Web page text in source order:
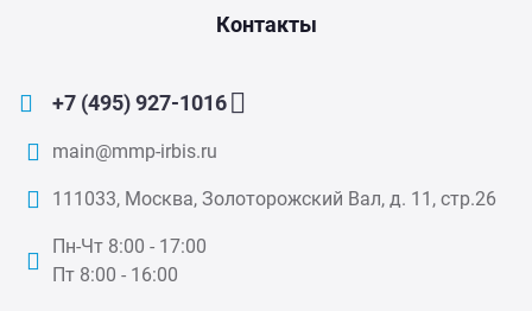
Контакты
+7 (495) 927-1016
main@mmp-irbis.ru
111033, Москва, Золоторожский Вал, д. 11, стр.26
Пн-Чт 8:00 - 17:00
Пт 8:00 - 16:00